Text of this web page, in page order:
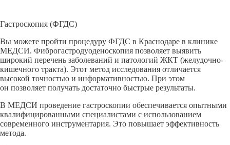
Гастроскопия (ФГДС)
Вы можете пройти процедуру ФГДС в Краснодаре в клинике
МЕДСИ. Фиброгастродуоденоскопия позволяет выявить
широкий перечень заболеваний и патологий ЖКТ (желудочно-
кишечного тракта). Этот метод исследования отличается
высокой точностью и информативностью. При этом
он позволяет получать достаточно быстрые результаты.
В МЕДСИ проведение гастроскопии обеспечивается опытными
квалифицированными специалистами с использованием
современного инструментария. Это повышает эффективность
метода.